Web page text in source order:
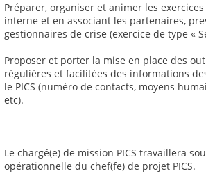
Préparer, organiser et animer les exercices
interne et en associant les partenaires,
gestionnaires de crise (exercice de type «
Proposer et porter la mise en place des
régulières et facilitées des informations
le PICS (numéro de contacts, moyens
etc).
Le chargé(e) de mission PICS travaillera
opérationnelle du chef(fe) de projet PICS.